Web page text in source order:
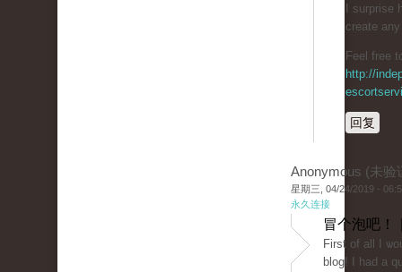
I
create
Feel free
http://
回复
Anonymous (未验
星期三, 04/24/2019 -
永久连接
冒个泡吧！
First of all I
blog! I had a